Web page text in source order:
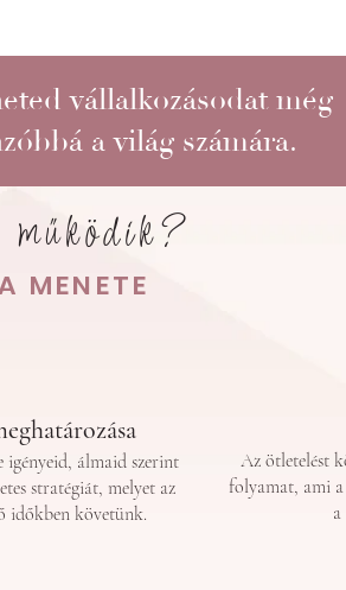
vállalkozásodat még
a világ számára.
MENETE
igényeid, álmaid szerint
stratégiát, melyet az
időkben követünk.
Az ötletelést
folyamat, ami a